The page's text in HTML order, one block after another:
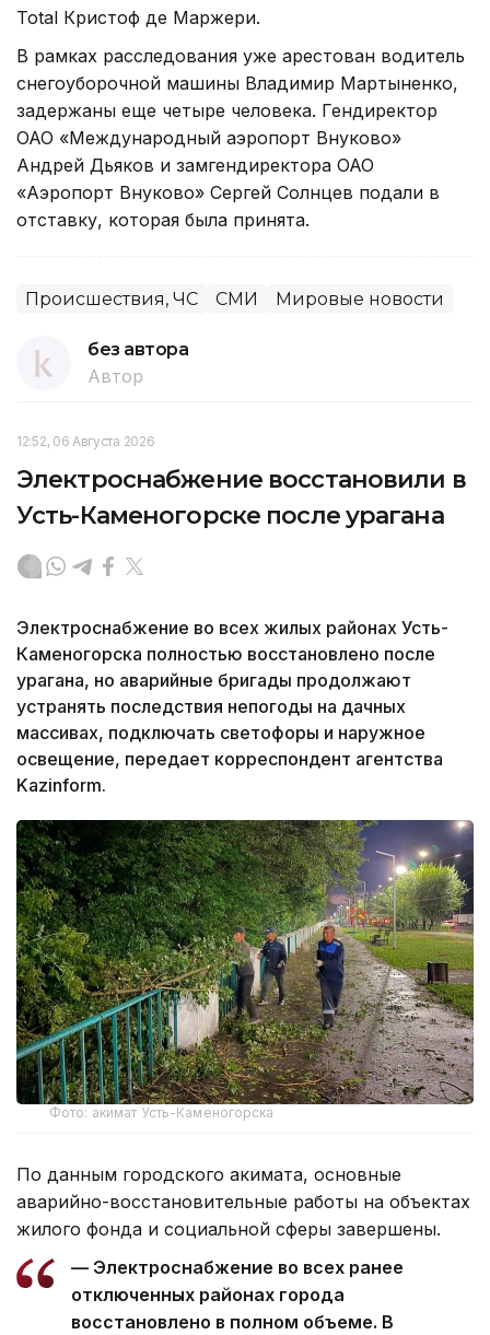
Total Кристоф де Маржери.
В рамках расследования уже арестован водитель
снегоуборочной машины Владимир Мартыненко,
задержаны еще четыре человека. Гендиректор
ОАО «Международный аэропорт Внуково»
Андрей Дьяков и замгендиректора ОАО
«Аэропорт Внуково» Сергей Солнцев подали в
отставку, которая была принята.
Происшествия, ЧС СМИ Мировые новости
без автора
Автор
12:52, 06 Августа 2026
Электроснабжение восстановили в
Усть-Каменогорске после урагана
Электроснабжение во всех жилых районах Усть-
Каменогорска полностью восстановлено после
урагана, но аварийные бригады продолжают
устранять последствия непогоды на дачных
массивах, подключать светофоры и наружное
освещение, передает корреспондент агентства
Kazinform.
Фото: акимат Усть-Каменогорска
По данным городского акимата, основные
аварийно-восстановительные работы на объектах
жилого фонда и социальной сферы завершены.
— Электроснабжение во всех ранее
отключенных районах города
восстановлено в полном объеме. В